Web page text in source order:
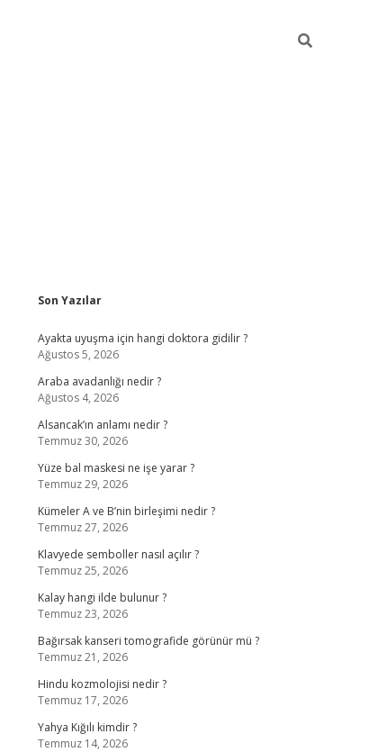
Sidebar
Son Yazılar
Ayakta uyuşma için hangi doktora gidilir ?
Ağustos 5, 2026
Araba avadanlığı nedir ?
Ağustos 4, 2026
Alsancak’ın anlamı nedir ?
Temmuz 30, 2026
Yüze bal maskesi ne işe yarar ?
Temmuz 29, 2026
Kümeler A ve B’nin birleşimi nedir ?
Temmuz 27, 2026
Klavyede semboller nasıl açılır ?
Temmuz 25, 2026
Kalay hangi ilde bulunur ?
Temmuz 23, 2026
Bağırsak kanseri tomografide görünür mü ?
Temmuz 21, 2026
Hindu kozmolojisi nedir ?
Temmuz 17, 2026
Yahya Kığılı kimdir ?
Temmuz 14, 2026